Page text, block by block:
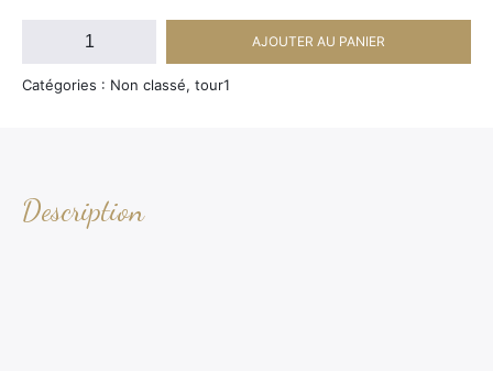
quantité
2026_FSGT_Samedi_tour1_126
AJOUTER AU PANIER
Catégories : Non classé, tour1
Description